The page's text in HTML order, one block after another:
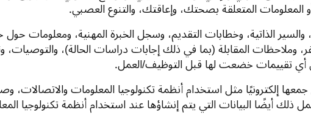
أو المعلومات المتعلقة بصحتك، وإعاقتك، والتنوع العصبي.
والسير الذاتية، وخطابات التقديم، وسجل الخبرة المهنية، ومعلومات
المقابلة (بما في ذلك إجابات دراسات الحالة)، والتوصيات،
تقييمات خضعت لها قبل التوظيف/العمل.
إلكترونيًا مثل استخدام أنظمة تكنولوجيا المعلومات والاتصالات،
أيضًا البيانات التي يتم إنشاؤها عند استخدام أنظمة تكنولوجيا